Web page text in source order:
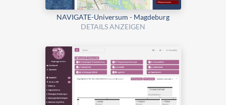
NAVIGATE-Universum - Magdeburg
DETAILS ANZEIGEN